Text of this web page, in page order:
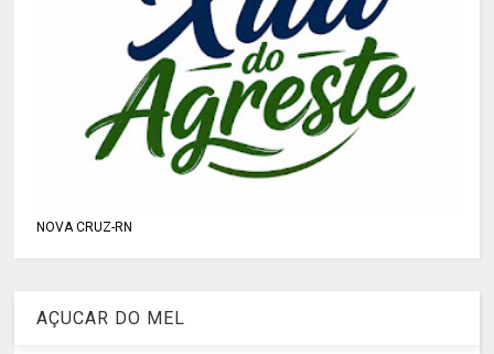
NOVA CRUZ-RN
AÇUCAR DO MEL